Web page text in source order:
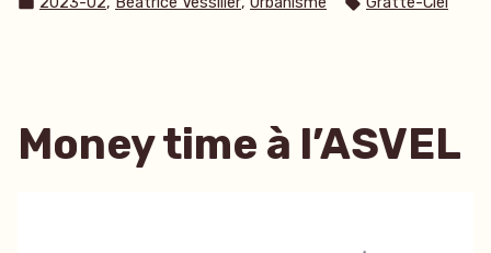
Money time à l’ASVEL